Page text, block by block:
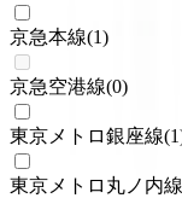
京急本線(1)
京急空港線(0)
東京メトロ銀座線(1
東京メトロ丸ノ内線